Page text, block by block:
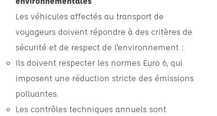
Les véhicules affectés au transport de
voyageurs doivent répondre à des critères de
sécurité et de respect de l’environnement :
Ils doivent respecter les normes Euro 6, qui
imposent une réduction stricte des émissions
polluantes.
Les contrôles techniques annuels sont